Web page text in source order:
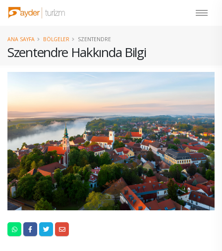
Szentendre Hakkında Bilgi
ANA SAYFA BÖLGELER SZENTENDRE